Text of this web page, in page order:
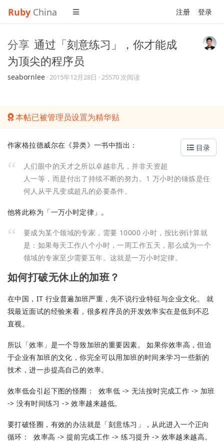
Ruby China 注册 登录
分享 通过「刻意练习」，你才能成
为顶尖的程序员
seabornlee ·2015年12月28日 · 25570 次阅读
本帖已被管理员设置为精华贴
目录
作家格拉德威尔在《异类》一书中指出：
人们眼中的天才之所以卓越非凡，并非天资超
人一等，而是付出了持续不断的努力。1 万小时的锤炼是任
何人从平凡变成超凡的必要条件。
他将此称为「一万小时定律」。
要成为某个领域的专家，需要 10000 小时，按比例计算就
是：如果每天工作八个小时，一周工作五天，那么成为一个
领域的专家至少需要五年。这就是一万小时定律。
如何打破无休止的加班？
在中国，IT 行业普遍加班严重，先不说行业特征与企业文化。 就
我最近面试的经验来看，很多程序员的开发效率实在是低到不忍
直视。
所以「效率」是一个导致加班的重要因素。 如果你效率高，但迫
于企业有加班的文化，你完全可以用加班的时间来学习一些新的
技术，进一步提高自己的效率。
效率低会引起下图的怪圈：
效率低 -> 无法按时完成工作 -> 加班
-> 没有时间练习 -> 效率越来越低。
要打破怪圈，有效的办法就是「刻意练习」，从此进入一个正向
循环：
效率高 -> 提前完成工作 -> 练习提升 -> 效率越来越高。